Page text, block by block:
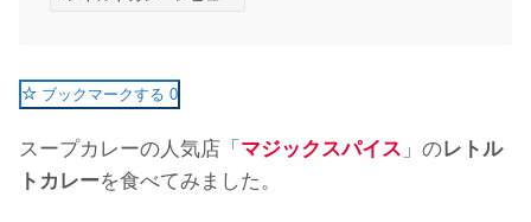
ブックマークする 0
スープカレーの人気店「 マジックスパイス 」のレトル
トカレーを食べてみました。